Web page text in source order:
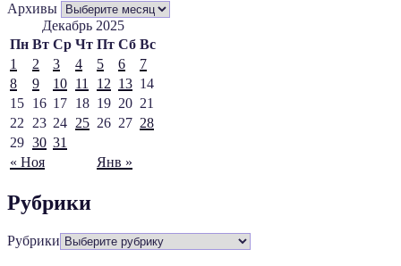
Архивы
Декабрь 2025
Пн Вт Ср Чт Пт Сб Вс
« Ноя Янв »
1 2 3 4 5 6
7
8
9 10 11 12 13 14
15 16 17 18 19 20 21
22
23 24 25 26 27 28
29 30 31
Рубрики
Рубрики